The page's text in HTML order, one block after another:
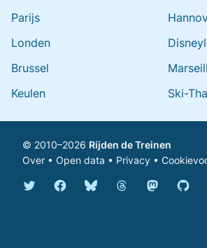
Parijs
Londen
Brussel
Keulen
Ski-
© 2010–2026 Rijden de Treinen
Over • Open data • Privacy •